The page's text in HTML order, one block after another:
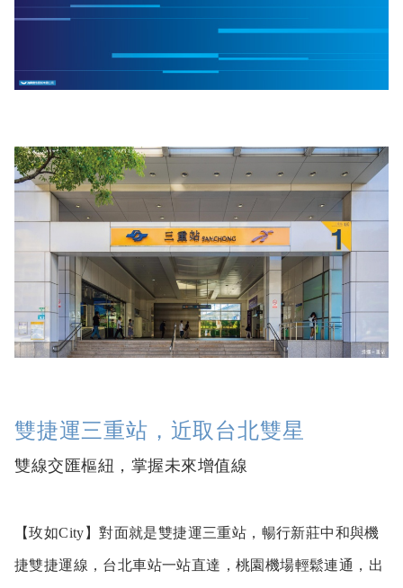
雙捷運三重站，近取台北雙星
雙線交匯樞紐，掌握未來增值線
【玫如City】對面就是雙捷運三重站，暢行新莊中和與機
捷雙捷運線，台北車站一站直達，桃園機場輕鬆連通，出